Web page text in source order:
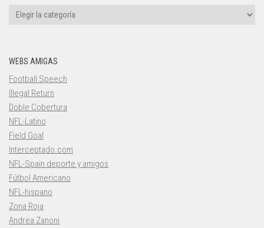
Categorías
WEBS AMIGAS
Football Speech
Illegal Return
Doble Cobertura
NFL-Latino
Field Goal
Interceptado.com
NFL-Spain deporte y amigos
Fútbol Americano
NFL-hispano
Zona Roja
Andrea Zanoni